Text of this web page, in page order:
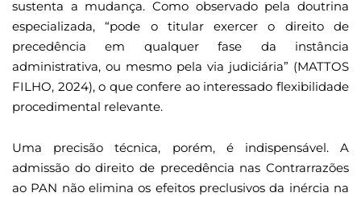
sustenta a mudança. Como observado pela doutrina
especializada, “pode o titular exercer o direito de
precedência em qualquer fase da instância
administrativa, ou mesmo pela via judiciária” (MATTOS
FILHO, 2024), o que confere ao interessado flexibilidade
procedimental relevante.
Uma precisão técnica, porém, é indispensável. A
admissão do direito de precedência nas Contrarrazões
ao PAN não elimina os efeitos preclusivos da inércia na